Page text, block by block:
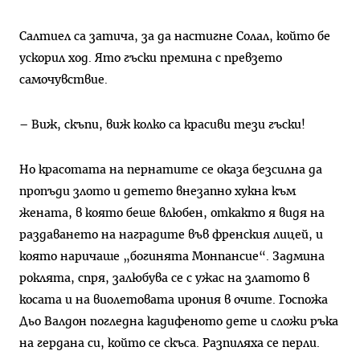
Салтиел са затича, за да настигне Солал, който бе
ускорил ход. Ято гъски премина с превзето
самочувствие.
– Виж, скъпи, виж колко са красиви тези гъски!
Но красотата на пернатите се оказа безсилна да
пропъди злото и детето внезапно хукна към
жената, в която беше влюбен, откакто я видя на
раздаването на наградите във френския лицей, и
която наричаше „богинята Монпансие“. Задмина
роклята, спря, залюбува се с ужас на златото в
косата и на виолетовата ирония в очите. Госпожа
Дьо Валдон погледна кадифеното дете и сложи ръка
на гердана си, който се скъса. Разпиляха се перли.